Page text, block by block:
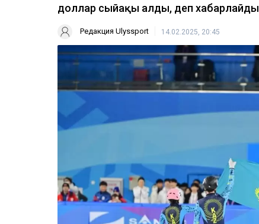
доллар сыйақы алды, деп хабарлайды
Редакция Ulyssport 14.02.2025, 20:45